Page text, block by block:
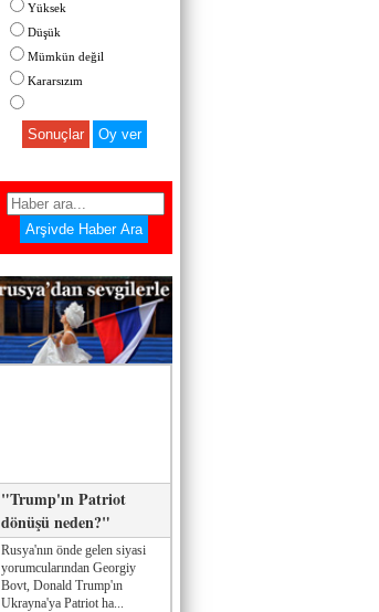
Yüksek
Düşük
Mümkün değil
Kararsızım
Sonuçlar
"Trump'ın Patriot
dönüşü neden?"
Rusya'nın önde gelen siyasi
yorumcularından Georgiy
Bovt, Donald Trump'ın
Ukrayna'ya Patriot ha...